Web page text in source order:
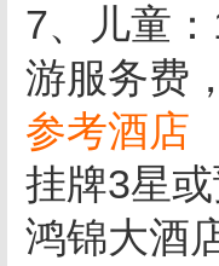
7、儿童
游服务费
参考酒店
挂牌3星
鸿锦大酒